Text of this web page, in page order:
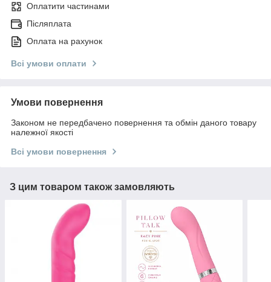
Оплатити частинами
Післяплата
Оплата на рахунок
Всі умови оплати
Умови повернення
Законом не передбачено повернення та обмін даного товару
належної якості
Всі умови повернення
З цим товаром також замовляють